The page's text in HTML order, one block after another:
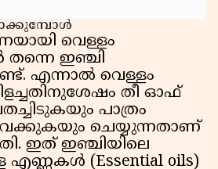
വെള്ളം
തന്നെ ഇഞ്ചി
എന്നാൽ വെള്ളം
തീ ഓഫ്
പാത്രം
ചെയ്യുന്നതാണ്
ഇത് ഇഞ്ചിയിലെ
(Essential oils)